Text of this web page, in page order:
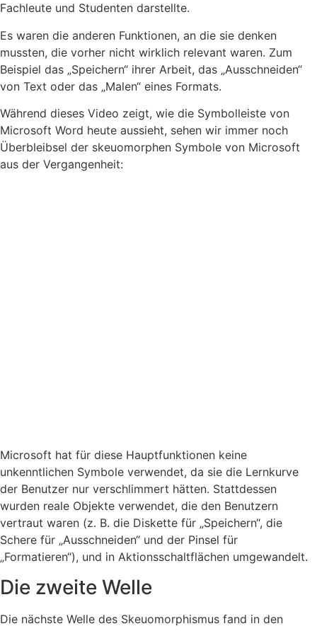
Fachleute und Studenten darstellte.
Es waren die anderen Funktionen, an die sie denken
mussten, die vorher nicht wirklich relevant waren. Zum
Beispiel das „Speichern“ ihrer Arbeit, das „Ausschneiden“
von Text oder das „Malen“ eines Formats.
Während dieses Video zeigt, wie die Symbolleiste von
Microsoft Word heute aussieht, sehen wir immer noch
Überbleibsel der skeuomorphen Symbole von Microsoft
aus der Vergangenheit:
Microsoft hat für diese Hauptfunktionen keine
unkenntlichen Symbole verwendet, da sie die Lernkurve
der Benutzer nur verschlimmert hätten. Stattdessen
wurden reale Objekte verwendet, die den Benutzern
vertraut waren (z. B. die Diskette für „Speichern“, die
Schere für „Ausschneiden“ und der Pinsel für
„Formatieren“), und in Aktionsschaltflächen umgewandelt.
Die zweite Welle
Die nächste Welle des Skeuomorphismus fand in den